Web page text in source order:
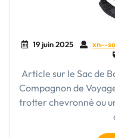
19 juin 2025 xn--
Article sur le Sac de
Compagnon de
trotter chevronné ou